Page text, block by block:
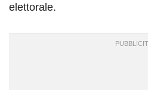
elettorale.